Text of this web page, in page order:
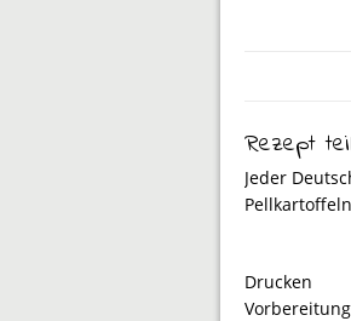
Rezept
Jeder
Drucken